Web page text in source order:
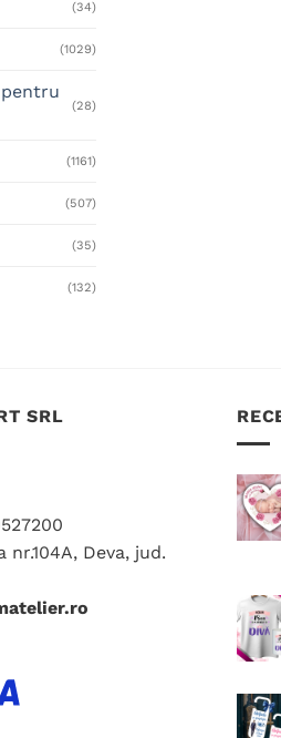
(34)
(1029)
(28)
(1161)
(507)
(35)
(132)
SRL
Deva, jud.